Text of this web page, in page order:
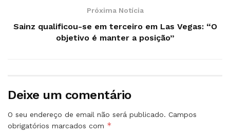
Próxima Notícia
Sainz qualificou-se em terceiro em Las Vegas: “O
objetivo é manter a posição”
Deixe um comentário
O seu endereço de email não será publicado. Campos
obrigatórios marcados com *